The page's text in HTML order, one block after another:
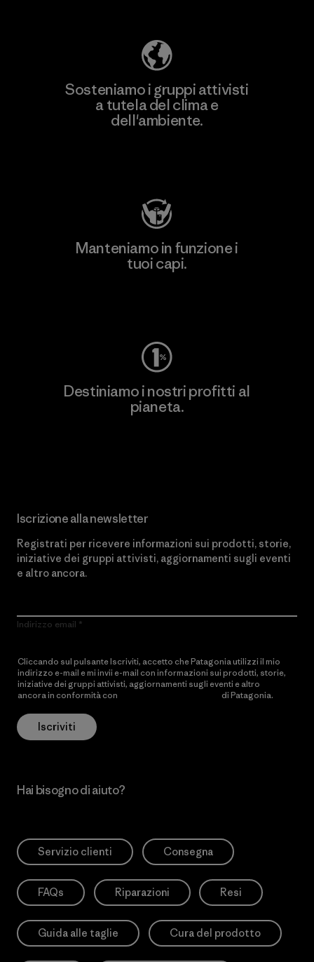
Sosteniamo i gruppi attivisti
a tutela del clima e
dell'ambiente.
Manteniamo in funzione i
tuoi capi.
Destiniamo i nostri profitti al
pianeta.
Iscrizione alla newsletter
Registrati per ricevere informazioni sui prodotti, storie,
iniziative dei gruppi attivisti, aggiornamenti sugli eventi
e altro ancora.
Indirizzo email
Cliccando sul pulsante Iscriviti, accetto che Patagonia utilizzi il mio
indirizzo e-mail e mi invii e-mail con informazioni sui prodotti, storie,
iniziative dei gruppi attivisti, aggiornamenti sugli eventi e altro
ancora in conformità con
di Patagonia.
Iscriviti
Hai bisogno di aiuto?
Servizio clienti Consegna
FAQs Riparazioni Resi
Guida alle taglie Cura del prodotto